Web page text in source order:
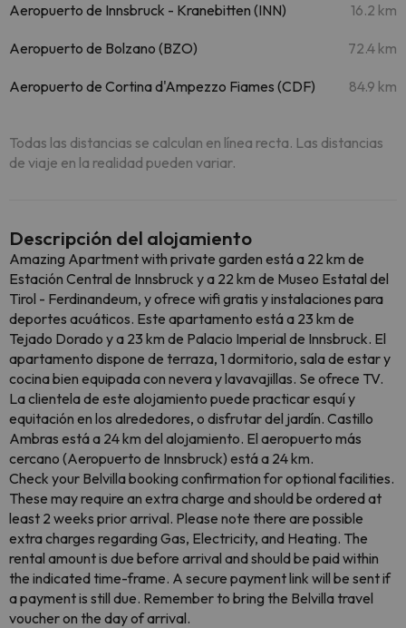
Aeropuerto de Innsbruck - Kranebitten (INN) 16.2 km
Aeropuerto de Bolzano (BZO) 72.4 km
Aeropuerto de Cortina d'Ampezzo Fiames (CDF) 84.9 km
Todas las distancias se calculan en línea recta. Las distancias
de viaje en la realidad pueden variar.
Descripción del alojamiento
Amazing Apartment with private garden está a 22 km de
Estación Central de Innsbruck y a 22 km de Museo Estatal del
Tirol - Ferdinandeum, y ofrece wifi gratis y instalaciones para
deportes acuáticos. Este apartamento está a 23 km de
Tejado Dorado y a 23 km de Palacio Imperial de Innsbruck. El
apartamento dispone de terraza, 1 dormitorio, sala de estar y
cocina bien equipada con nevera y lavavajillas. Se ofrece TV.
La clientela de este alojamiento puede practicar esquí y
equitación en los alrededores, o disfrutar del jardín. Castillo
Ambras está a 24 km del alojamiento. El aeropuerto más
cercano (Aeropuerto de Innsbruck) está a 24 km.
Check your Belvilla booking confirmation for optional facilities.
These may require an extra charge and should be ordered at
least 2 weeks prior arrival. Please note there are possible
extra charges regarding Gas, Electricity, and Heating. The
rental amount is due before arrival and should be paid within
the indicated time-frame. A secure payment link will be sent if
a payment is still due. Remember to bring the Belvilla travel
voucher on the day of arrival.